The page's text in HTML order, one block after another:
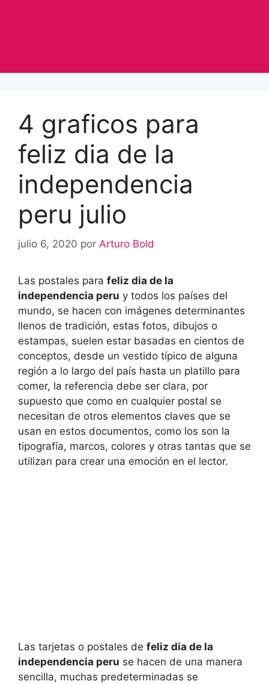
4 graficos para
feliz dia de la
independencia
peru julio
julio 6, 2020 por Arturo Bold
Las postales para feliz dia de la
independencia peru y todos los países del
mundo, se hacen con imágenes determinantes
llenos de tradición, estas fotos, dibujos o
estampas, suelen estar basadas en cientos de
conceptos, desde un vestido típico de alguna
región a lo largo del país hasta un platillo para
comer, la referencia debe ser clara, por
supuesto que como en cualquier postal se
necesitan de otros elementos claves que se
usan en estos documentos, como los son la
tipografía, marcos, colores y otras tantas que se
utilizan para crear una emoción en el lector.
Las tarjetas o postales de feliz dia de la
independencia peru se hacen de una manera
sencilla, muchas predeterminadas se